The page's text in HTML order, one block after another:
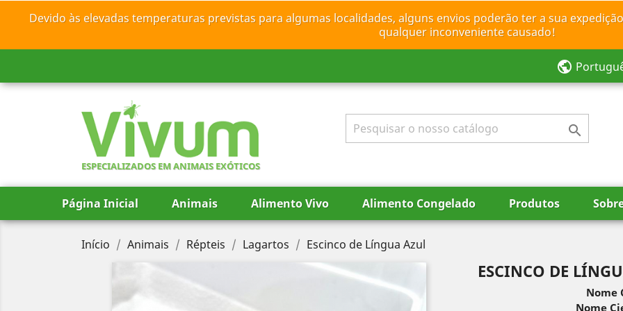
Devido às elevadas temperaturas previstas para algumas localidades, alguns envios poderão ter a sua
qualquer inconveniente causado!
public
ESPECIALIZADOS EM ANIMAIS EXÓTICOS

Página Inicial Animais Alimento Vivo Alimento Congelado Produtos
Início Animais Répteis Lagartos Escinco de Língua Azul
ESCINCO DE
Nome
Nome